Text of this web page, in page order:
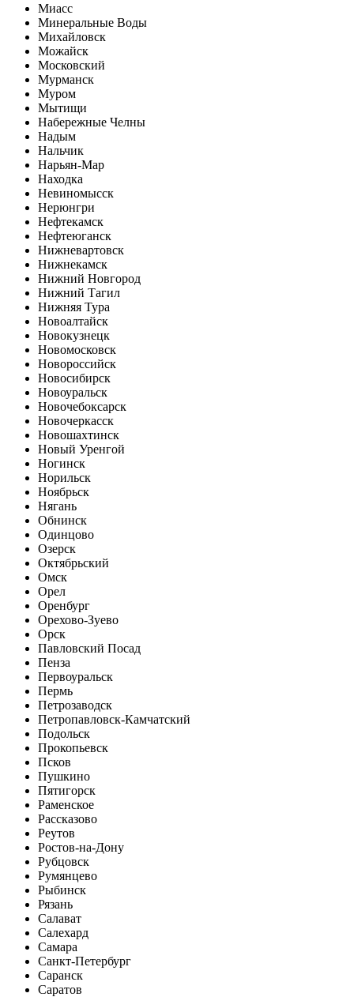
Миасс
Минеральные Воды
Михайловск
Можайск
Московский
Мурманск
Муром
Мытищи
Набережные Челны
Надым
Нальчик
Нарьян-Мар
Находка
Невиномысск
Нерюнгри
Нефтекамск
Нефтеюганск
Нижневартовск
Нижнекамск
Нижний Новгород
Нижний Тагил
Нижняя Тура
Новоалтайск
Новокузнецк
Новомосковск
Новороссийск
Новосибирск
Новоуральск
Новочебоксарск
Новочеркасск
Новошахтинск
Новый Уренгой
Ногинск
Норильск
Ноябрьск
Нягань
Обнинск
Одинцово
Озерск
Октябрьский
Омск
Орел
Оренбург
Орехово-Зуево
Орск
Павловский Посад
Пенза
Первоуральск
Пермь
Петрозаводск
Петропавловск-Камчатский
Подольск
Прокопьевск
Псков
Пушкино
Пятигорск
Раменское
Рассказово
Реутов
Ростов-на-Дону
Рубцовск
Румянцево
Рыбинск
Рязань
Салават
Салехард
Самара
Санкт-Петербург
Саранск
Саратов